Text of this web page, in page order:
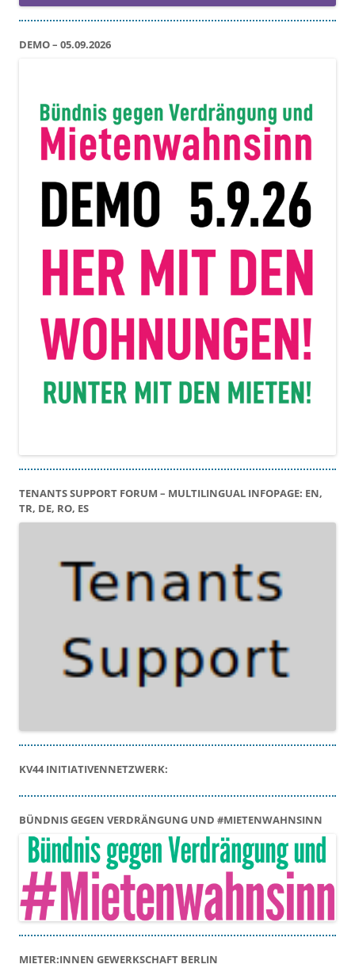
DEMO – 05.09.2026
TENANTS SUPPORT FORUM – MULTILINGUAL INFOPAGE: EN,
TR, DE, RO, ES
KV44 INITIATIVENNETZWERK:
BÜNDNIS GEGEN VERDRÄNGUNG UND #MIETENWAHNSINN
MIETER:INNEN GEWERKSCHAFT BERLIN